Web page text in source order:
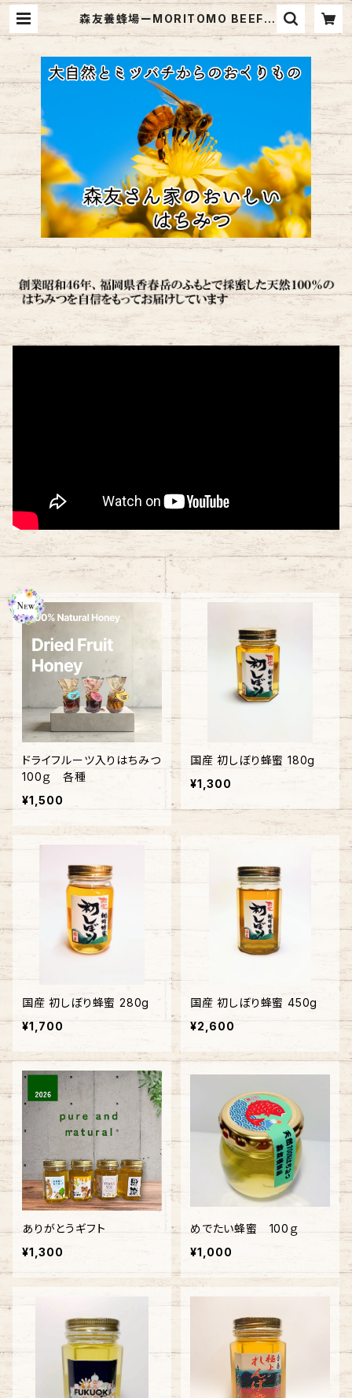
森友養蜂場ーMORITOMO BEEFA
RMー
ドライフルーツ入りはちみつ
100ｇ 各種
¥1,500
国産 初しぼり蜂蜜 180g
¥1,300
国産 初しぼり蜂蜜 280g
¥1,700
国産 初しぼり蜂蜜 450g
¥2,600
ありがとうギフト
¥1,300
めでたい蜂蜜 100ｇ
¥1,000